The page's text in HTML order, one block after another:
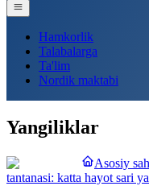
Hamkorlik
Talabalarga
Ta'lim
Nordik maktabi
Yangiliklar
Asosiy
tantanasi: katta hayot sari